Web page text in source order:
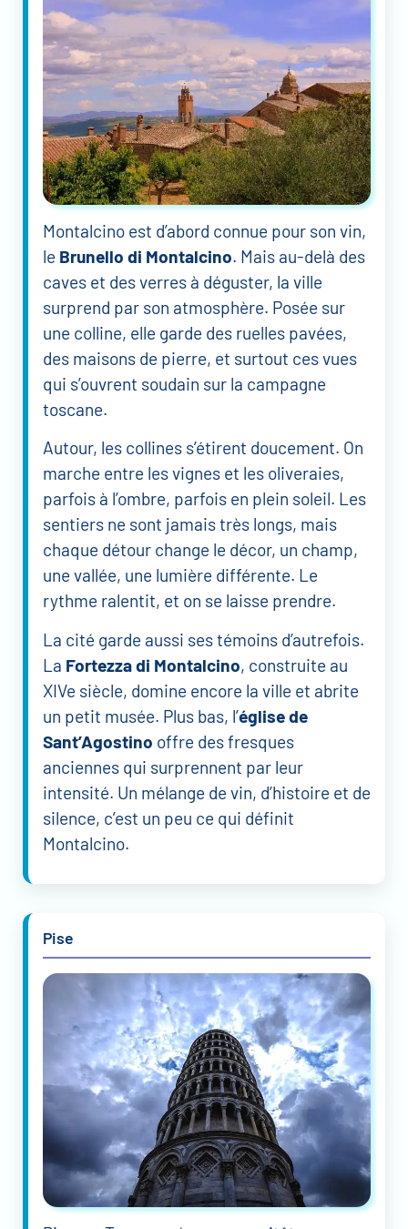
Montalcino est d’abord connue pour son vin,
le Brunello di Montalcino. Mais au-delà des
caves et des verres à déguster, la ville
surprend par son atmosphère. Posée sur
une colline, elle garde des ruelles pavées,
des maisons de pierre, et surtout ces vues
qui s’ouvrent soudain sur la campagne
toscane.
Autour, les collines s’étirent doucement. On
marche entre les vignes et les oliveraies,
parfois à l’ombre, parfois en plein soleil. Les
sentiers ne sont jamais très longs, mais
chaque détour change le décor, un champ,
une vallée, une lumière différente. Le
rythme ralentit, et on se laisse prendre.
La cité garde aussi ses témoins d’autrefois.
La Fortezza di Montalcino, construite au
XIVe siècle, domine encore la ville et abrite
un petit musée. Plus bas, l’église de
Sant’Agostino offre des fresques
anciennes qui surprennent par leur
intensité. Un mélange de vin, d’histoire et de
silence, c’est un peu ce qui définit
Montalcino.
Pise